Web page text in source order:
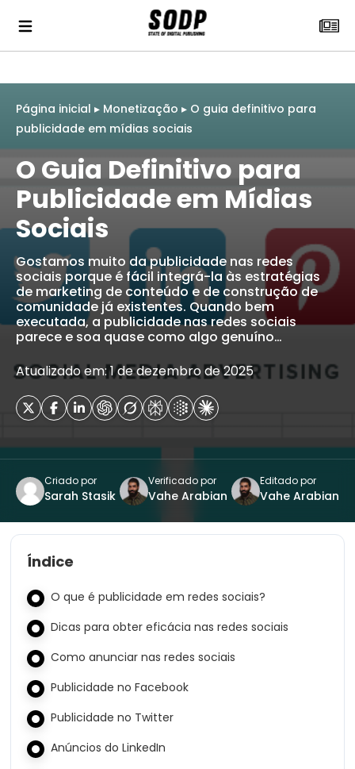
Página inicial ▸ Monetização ▸ O guia definitivo para
publicidade em mídias sociais
O Guia Definitivo para
Publicidade em Mídias
Sociais
Gostamos muito da publicidade nas redes
sociais porque é fácil integrá-la às estratégias
de marketing de conteúdo e de construção de
comunidade já existentes. Quando bem
executada, a publicidade nas redes sociais
parece e soa quase como algo genuíno…
Atualizado em: 1 de dezembro de 2025
Criado por
Sarah Stasik
Verificado por
Vahe Arabian
Editado por
Vahe Arabian
Índice
O que é publicidade em redes sociais?
Dicas para obter eficácia nas redes sociais
Como anunciar nas redes sociais
Publicidade no Facebook
Publicidade no Twitter
Anúncios do LinkedIn